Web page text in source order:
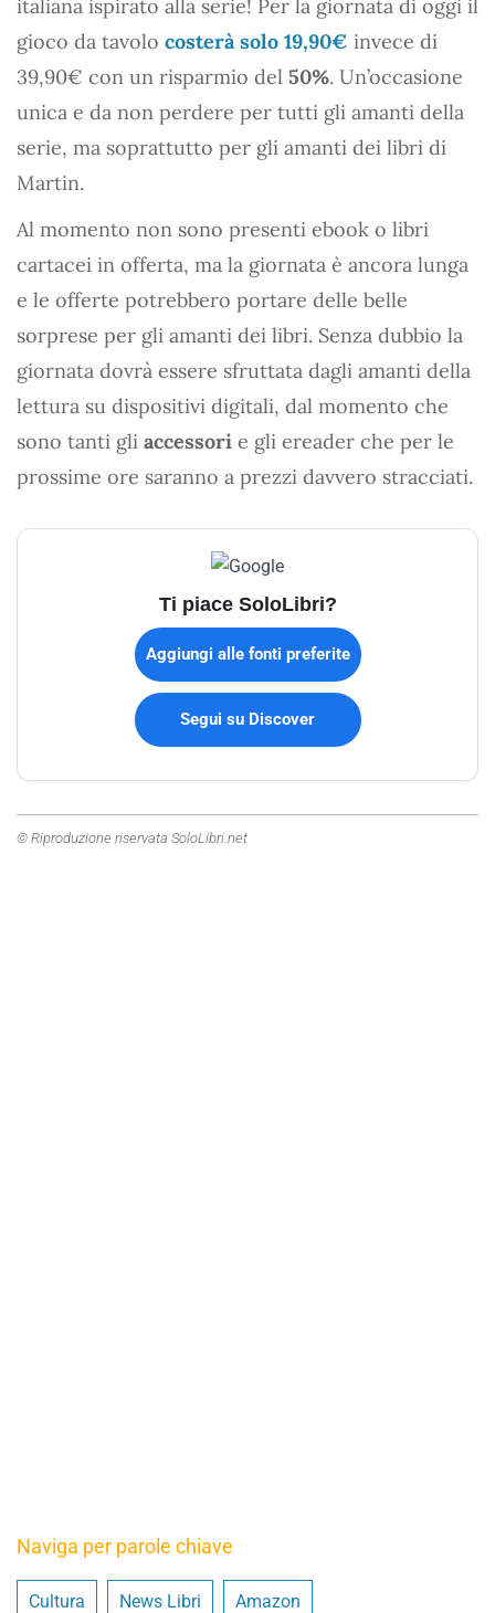
italiana ispirato alla serie! Per la giornata di oggi il
gioco da tavolo costerà solo 19,90€ invece di
39,90€ con un risparmio del 50%. Un’occasione
unica e da non perdere per tutti gli amanti della
serie, ma soprattutto per gli amanti dei libri di
Martin.
Al momento non sono presenti ebook o libri
cartacei in offerta, ma la giornata è ancora lunga
e le offerte potrebbero portare delle belle
sorprese per gli amanti dei libri. Senza dubbio la
giornata dovrà essere sfruttata dagli amanti della
lettura su dispositivi digitali, dal momento che
sono tanti gli accessori e gli ereader che per le
prossime ore saranno a prezzi davvero stracciati.
Ti piace SoloLibri?
Aggiungi alle fonti preferite
Segui su Discover
© Riproduzione riservata SoloLibri.net
Naviga per parole chiave
Cultura News Libri Amazon